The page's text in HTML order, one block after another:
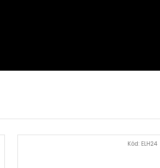
Kód: ELH24